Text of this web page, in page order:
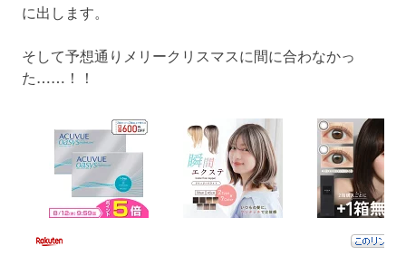
に出します。
そして予想通りメリークリスマスに間に合わなかっ
た……！！